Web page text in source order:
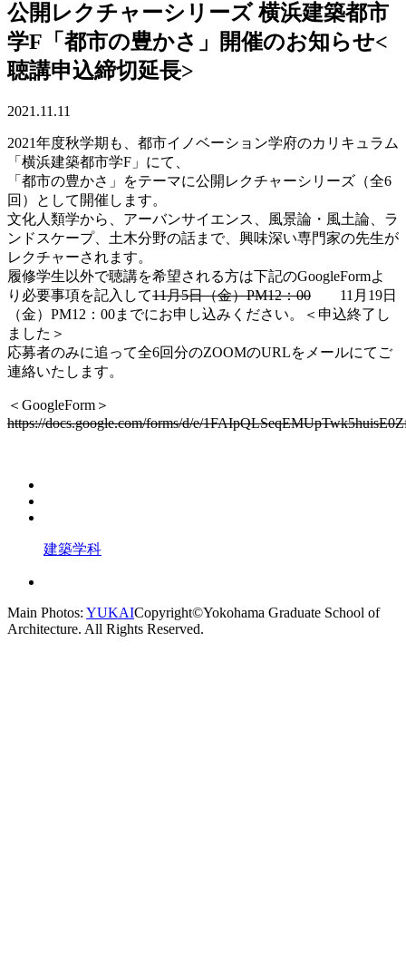
公開レクチャーシリーズ 横浜建築都市
学F「都市の豊かさ」開催のお知らせ<
聴講申込締切延長>
2021.11.11
2021年度秋学期も、都市イノベーション学府のカリキュラム
「横浜建築都市学F」にて、
「都市の豊かさ」をテーマに公開レクチャーシリーズ（全6
回）として開催します。
文化人類学から、アーバンサイエンス、風景論・風土論、ラ
ンドスケープ、土木分野の話まで、興味深い専門家の先生が
レクチャーされます。
履修学生以外で聴講を希望される方は下記のGoogleFormよ
り必要事項を記入して11月5日（金）PM12：00 11月19日
（金）PM12：00までにお申し込みください。＜申込終了し
ました＞
応募者のみに追って全6回分のZOOMのURLをメールにてご
連絡いたします。
＜GoogleForm＞
https://docs.google.com/forms/d/e/
建築学科
Main Photos: YUKAICopyright©Yokohama Graduate School of
Architecture. All Rights Reserved.